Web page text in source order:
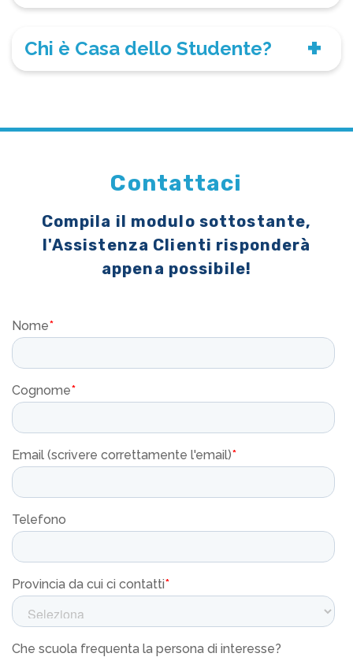
Chi è Casa dello Studente?
Contattaci
Compila il modulo sottostante,
l'Assistenza Clienti risponderà
appena possibile!